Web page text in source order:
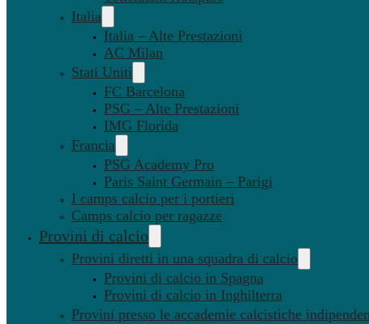
Italia
Italia – Alte Prestazioni
AC Milan
Stati Uniti
FC Barcelona
PSG – Alte Prestazioni
IMG Florida
Francia
PSG Academy Pro
Paris Saint Germain – Parigi
I camps calcio per i portieri
Camps calcio per ragazze
Provini di calcio
Provini diretti in una squadra di calcio
Provini di calcio in Spagna
Provini di calcio in Inghilterra
Provini presso le accademie calcistiche